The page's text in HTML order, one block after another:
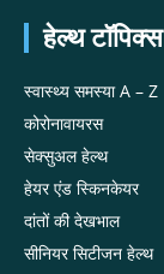
हेल्थ टॉपिक्स
स्वास्थ्य समस्या A – Z
कोरोनावायरस
सेक्सुअल हेल्थ
हेयर एंड स्किनकेयर
दांतों की देखभाल
सीनियर सिटीजन हेल्थ